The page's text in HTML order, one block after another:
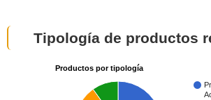
Tipología de productos
Productos por tipología